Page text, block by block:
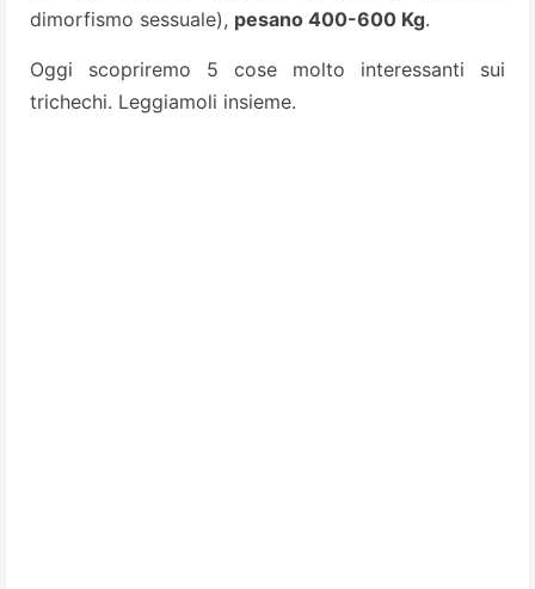
dimorfismo sessuale), pesano 400-600 Kg.
Oggi scopriremo 5 cose molto interessanti sui
trichechi. Leggiamoli insieme.